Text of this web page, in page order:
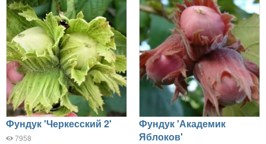
Фундук 'Черкесский 2'
7958
Фундук 'Академик
Яблоков'